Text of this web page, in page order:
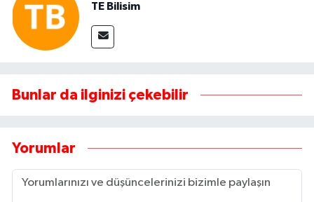
TE Bilisim
Bunlar da ilginizi çekebilir
Yorumlar